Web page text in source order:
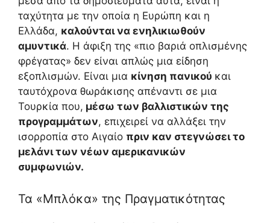
ταχύτητα με την οποία η Ευρώπη και η
Ελλάδα, καλούνται να ενηλικιωθούν
αμυντικά. Η άφιξη της «πιο βαριά οπλισμένης
φρέγατας» δεν είναι απλώς μια είδηση
εξοπλισμών. Είναι μια κίνηση πανικού και
ταυτόχρονα θωράκισης απέναντι σε μια
Τουρκία που, μέσω των βαλλιστικών της
προγραμμάτων, επιχειρεί να αλλάξει την
ισορροπία στο Αιγαίο πριν καν στεγνώσει το
μελάνι των νέων αμερικανικών
συμφωνιών.
Τα «Μπλόκα» της Πραγματικότητας